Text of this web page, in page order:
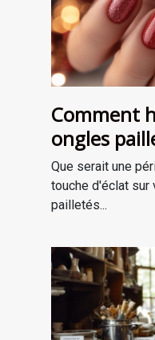
Comment
ongles
fêtes ?
Que serait une
touche d'éclat sur
pailletés...